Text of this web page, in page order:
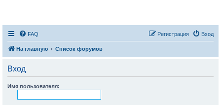
FAQ Вход
Регистрация
На главную Список форумов
Вход
Имя пользователя: